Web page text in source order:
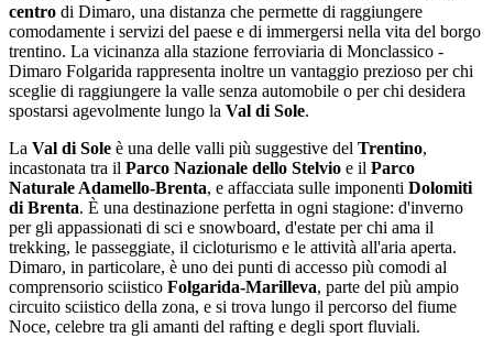
centro di Dimaro, una distanza che permette di raggiungere
comodamente i servizi del paese e di immergersi nella vita del borgo
trentino. La vicinanza alla stazione ferroviaria di Monclassico -
Dimaro Folgarida rappresenta inoltre un vantaggio prezioso per chi
sceglie di raggiungere la valle senza automobile o per chi desidera
spostarsi agevolmente lungo la Val di Sole.
La Val di Sole è una delle valli più suggestive del Trentino,
incastonata tra il Parco Nazionale dello Stelvio e il Parco
Naturale Adamello-Brenta, e affacciata sulle imponenti Dolomiti
di Brenta. È una destinazione perfetta in ogni stagione: d'inverno
per gli appassionati di sci e snowboard, d'estate per chi ama il
trekking, le passeggiate, il cicloturismo e le attività all'aria aperta.
Dimaro, in particolare, è uno dei punti di accesso più comodi al
comprensorio sciistico Folgarida-Marilleva, parte del più ampio
circuito sciistico della zona, e si trova lungo il percorso del fiume
Noce, celebre tra gli amanti del rafting e degli sport fluviali.